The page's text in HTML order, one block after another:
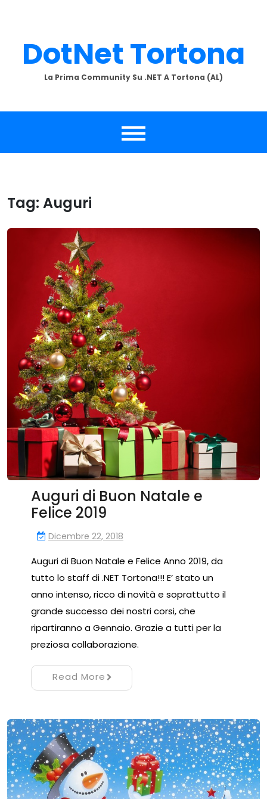
DotNet Tortona
La Prima Community Su .NET A Tortona (AL)
Tag: Auguri
Auguri di Buon Natale e
Felice 2019
Dicembre 22, 2018
Auguri di Buon Natale e Felice Anno 2019, da
tutto lo staff di .NET Tortona!!! E’ stato un
anno intenso, ricco di novità e soprattutto il
grande successo dei nostri corsi, che
ripartiranno a Gennaio. Grazie a tutti per la
preziosa collaborazione.
Read More